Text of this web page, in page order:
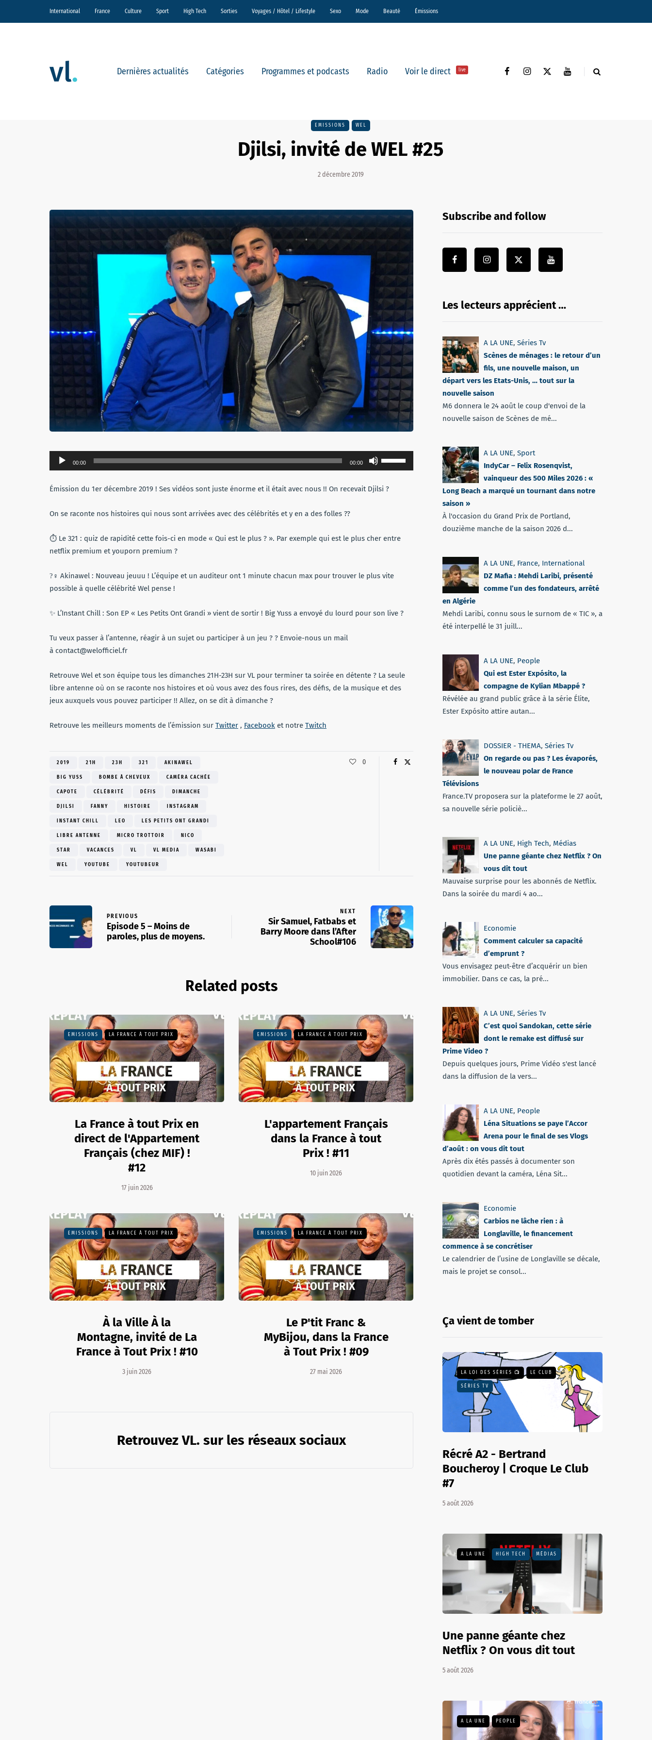
International France Culture Sport High Tech Sorties Voyages / Hôtel / Lifestyle Sexo Mode Beauté Émissions
Dernières actualités Catégories Programmes et podcasts Radio Voir le direct live
EMISSIONS WEL
Djilsi, invité de WEL #25
2 décembre 2019
Lecteur
audio
00:00 00:00
les
Émission du 1er décembre 2019 ! Ses vidéos sont juste énorme et il était avec nous !! On recevait Djilsi ?
On se raconte nos histoires qui nous sont arrivées avec des célébrités et y en a des folles ??
⏱ Le 321 : quiz de rapidité cette fois-ci en mode « Qui est le plus ? ». Par exemple qui est le plus cher entre
netflix premium et youporn premium ?
?‍♀ Akinawel : Nouveau jeuuu ! L’équipe et un auditeur ont 1 minute chacun max pour trouver le plus vite
possible à quelle célébrité Wel pense !
✨ L’Instant Chill : Son EP « Les Petits Ont Grandi » vient de sortir ! Big Yuss a envoyé du lourd pour son live ?
Tu veux passer à l’antenne, réagir à un sujet ou participer à un jeu ? ? Envoie-nous un mail
à contact@welofficiel.fr
Retrouve Wel et son équipe tous les dimanches 21H-23H sur VL pour terminer ta soirée en détente ? La seule
libre antenne où on se raconte nos histoires et où vous avez des fous rires, des défis, de la musique et des
jeux auxquels vous pouvez participer !! Allez, on se dit à dimanche ?
Retrouve les meilleurs moments de l’émission sur Twitter , Facebook et notre Twitch
2019 21H 23H 321 AKINAWEL
BIG YUSS BOMBE À CHEVEUX CAMÉRA CACHÉE
CAPOTE CÉLÉBRITÉ DÉFIS DIMANCHE
DJILSI FANNY HISTOIRE INSTAGRAM
INSTANT CHILL LEO LES PETITS ONT GRANDI
LIBRE ANTENNE MICRO TROTTOIR NICO
STAR VACANCES VL VL MEDIA WASABI
WEL YOUTUBE YOUTUBEUR
0
PREVIOUS
Episode 5 – Moins de
paroles, plus de moyens.
NEXT
Sir Samuel, Fatbabs et
Barry Moore dans l’After
School#106
Related posts
EMISSIONS LA FRANCE À TOUT PRIX
La France à tout Prix en
direct de l'Appartement
Français (chez MIF) !
#12
17 juin 2026
EMISSIONS LA FRANCE À TOUT PRIX
L'appartement Français
dans la France à tout
Prix ! #11
10 juin 2026
EMISSIONS LA FRANCE À TOUT PRIX
À la Ville À la
Montagne, invité de La
France à Tout Prix ! #10
3 juin 2026
EMISSIONS LA FRANCE À TOUT PRIX
Le P'tit Franc &
MyBijou, dans la France
à Tout Prix ! #09
27 mai 2026
Retrouvez VL. sur les réseaux sociaux
Subscribe and follow
Les lecteurs apprécient …
A LA UNE, Séries Tv
Scènes de ménages : le retour d’un
fils, une nouvelle maison, un
départ vers les Etats-Unis, … tout sur la
nouvelle saison
M6 donnera le 24 août le coup d'envoi de la
nouvelle saison de Scènes de mé...
A LA UNE, Sport
IndyCar – Felix Rosenqvist,
vainqueur des 500 Miles 2026 : «
Long Beach a marqué un tournant dans notre
saison »
À l'occasion du Grand Prix de Portland,
douzième manche de la saison 2026 d...
A LA UNE, France, International
DZ Mafia : Mehdi Laribi, présenté
comme l’un des fondateurs, arrêté
en Algérie
Mehdi Laribi, connu sous le surnom de « TIC », a
été interpellé le 31 juill...
A LA UNE, People
Qui est Ester Expósito, la
compagne de Kylian Mbappé ?
Révélée au grand public grâce à la série Élite,
Ester Expósito attire autan...
DOSSIER - THEMA, Séries Tv
On regarde ou pas ? Les évaporés,
le nouveau polar de France
Télévisions
France.TV proposera sur la plateforme le 27 août,
sa nouvelle série policiè...
A LA UNE, High Tech, Médias
Une panne géante chez Netflix ? On
vous dit tout
Mauvaise surprise pour les abonnés de Netflix.
Dans la soirée du mardi 4 ao...
Economie
Comment calculer sa capacité
d’emprunt ?
Vous envisagez peut-être d’acquérir un bien
immobilier. Dans ce cas, la pré...
A LA UNE, Séries Tv
C’est quoi Sandokan, cette série
dont le remake est diffusé sur
Prime Video ?
Depuis quelques jours, Prime Vidéo s'est lancé
dans la diffusion de la vers...
A LA UNE, People
Léna Situations se paye l’Accor
Arena pour le final de ses Vlogs
d’août : on vous dit tout
Après dix étés passés à documenter son
quotidien devant la caméra, Léna Sit...
Economie
Carbios ne lâche rien : à
Longlaville, le financement
commence à se concrétiser
Le calendrier de l’usine de Longlaville se décale,
mais le projet se consol...
Ça vient de tomber
LA LOI DES SÉRIES 📺 LE CLUB
SÉRIES TV
Récré A2 - Bertrand
Boucheroy | Croque Le Club
#7
5 août 2026
A LA UNE HIGH TECH MÉDIAS
Une panne géante chez
Netflix ? On vous dit tout
5 août 2026
A LA UNE PEOPLE